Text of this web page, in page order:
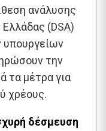
ανάλυσης
(DSA)
την
τα μέτρα για
χρέους.
δέσμευση